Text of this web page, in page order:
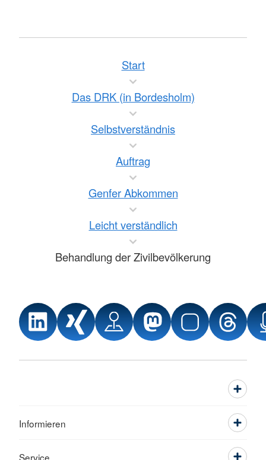
Start
Das DRK (in Bordesholm)
Selbstverständnis
Auftrag
Genfer Abkommen
Leicht verständlich
Behandlung der Zivilbevölkerung
Informieren
Service